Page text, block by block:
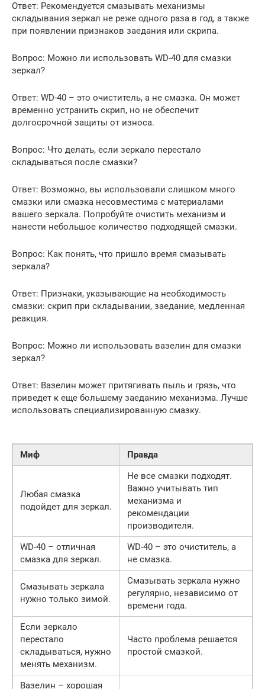
Ответ: Рекомендуется смазывать механизмы
складывания зеркал не реже одного раза в год, а также
при появлении признаков заедания или скрипа.
Вопрос: Можно ли использовать WD-40 для смазки
зеркал?
Ответ: WD-40 – это очиститель, а не смазка. Он может
временно устранить скрип, но не обеспечит
долгосрочной защиты от износа.
Вопрос: Что делать, если зеркало перестало
складываться после смазки?
Ответ: Возможно, вы использовали слишком много
смазки или смазка несовместима с материалами
вашего зеркала. Попробуйте очистить механизм и
нанести небольшое количество подходящей смазки.
Вопрос: Как понять, что пришло время смазывать
зеркала?
Ответ: Признаки, указывающие на необходимость
смазки: скрип при складывании, заедание, медленная
реакция.
Вопрос: Можно ли использовать вазелин для смазки
зеркал?
Ответ: Вазелин может притягивать пыль и грязь, что
приведет к еще большему заеданию механизма. Лучше
использовать специализированную смазку.
Миф Правда
Любая смазка
подойдет для зеркал.
Не все смазки подходят.
Важно учитывать тип
механизма и
рекомендации
производителя.
WD-40 – отличная
смазка для зеркал.
WD-40 – это очиститель, а
не смазка.
Смазывать зеркала
нужно только зимой.
Смазывать зеркала нужно
регулярно, независимо от
времени года.
Если зеркало
перестало
складываться, нужно
менять механизм.
Часто проблема решается
простой смазкой.
Вазелин – хорошая